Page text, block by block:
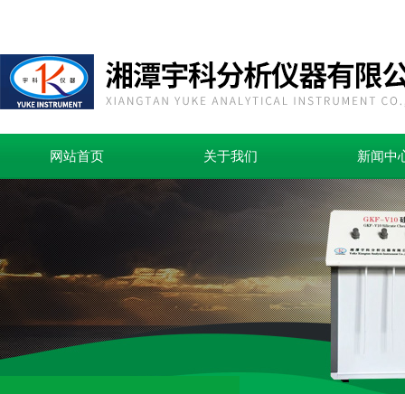
网站首页 关于我们 新闻中